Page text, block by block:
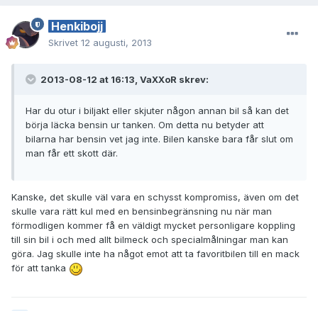
Henkibojj
Skrivet 12 augusti, 2013
2013-08-12 at 16:13, VaXXoR skrev:
Har du otur i biljakt eller skjuter någon annan bil så kan det
börja läcka bensin ur tanken. Om detta nu betyder att
bilarna har bensin vet jag inte. Bilen kanske bara får slut om
man får ett skott där.
Kanske, det skulle väl vara en schysst kompromiss, även om det
skulle vara rätt kul med en bensinbegränsning nu när man
förmodligen kommer få en väldigt mycket personligare koppling
till sin bil i och med allt bilmeck och specialmålningar man kan
göra. Jag skulle inte ha något emot att ta favoritbilen till en mack
för att tanka